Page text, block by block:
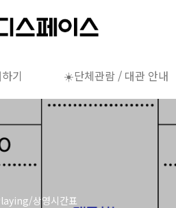
기 ☀️단체관람 / 대관 안내
상영시간표